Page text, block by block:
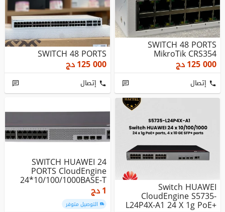
SWITCH 48 PORTS
MikroTik CRS354
125 000دج
إتصال
SWITCH 48 PORTS
125 000دج
إتصال
Switch HUAWEI
CloudEngine S5735-
L24P4X-A1 24 X 1g PoE+
SWITCH HUAWEI 24
PORTS CloudEngine
24*10/100/1000BASE-T
Ports, 4*GE S...
1دج
التوصيل متوفر